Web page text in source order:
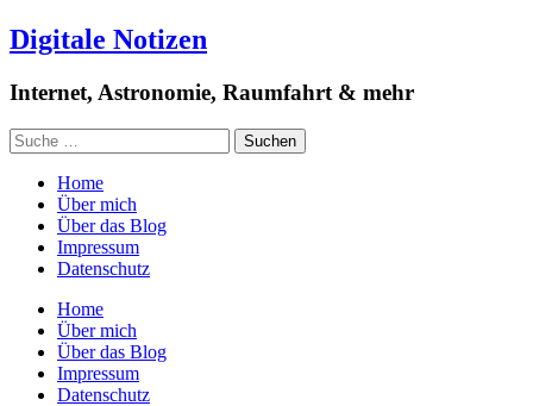
Digitale Notizen
Internet, Astronomie, Raumfahrt & mehr
Home
Über mich
Über das Blog
Impressum
Datenschutz
Home
Über mich
Über das Blog
Impressum
Datenschutz